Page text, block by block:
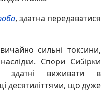
, здатна передаватися
сильні токсини,
Спори Сибірки
здатні виживати в
десятиліттями, що дуже